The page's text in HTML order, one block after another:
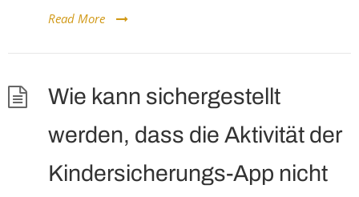
Read More
Wie kann sichergestellt
werden, dass die Aktivität der
Kindersicherungs-App nicht